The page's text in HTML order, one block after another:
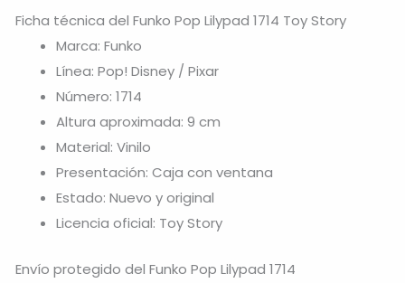
Ficha técnica del Funko Pop Lilypad 1714 Toy Story
Marca: Funko
Línea: Pop! Disney / Pixar
Número: 1714
Altura aproximada: 9 cm
Material: Vinilo
Presentación: Caja con ventana
Estado: Nuevo y original
Licencia oficial: Toy Story
Envío protegido del Funko Pop Lilypad 1714